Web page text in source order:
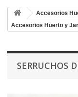
Accesorios
Accesorios Huerto y
SERRUCHOS